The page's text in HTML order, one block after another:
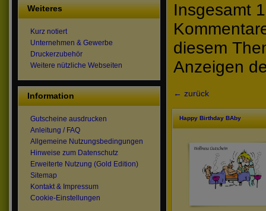
Insgesamt
diesem
Anzeigen
← zurück
Happy Birthday BAby
Weiteres
Kurz notiert
Unternehmen & Gewerbe
Druckerzubehör
Weitere nützliche Webseiten
Information
Gutscheine ausdrucken
Anleitung / FAQ
Allgemeine Nutzungsbedingungen
Hinweise zum Datenschutz
Erweiterte Nutzung (Gold Edition)
Sitemap
Kontakt & Impressum
Cookie-Einstellungen